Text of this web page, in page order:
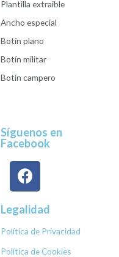
Plantilla extraible
Ancho especial
Botín plano
Botín militar
Botín campero
Síguenos en
Facebook
Legalidad
Política de Privacidad
Política de Cookies